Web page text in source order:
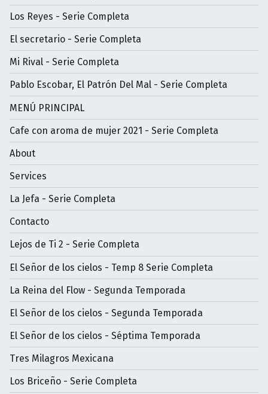
Los Reyes - Serie Completa
El secretario - Serie Completa
Mi Rival - Serie Completa
Pablo Escobar, El Patrón Del Mal - Serie Completa
MENÚ PRINCIPAL
Cafe con aroma de mujer 2021 - Serie Completa
About
Services
La Jefa - Serie Completa
Contacto
Lejos de Ti 2 - Serie Completa
El Señor de los cielos - Temp 8 Serie Completa
La Reina del Flow - Segunda Temporada
El Señor de los cielos - Segunda Temporada
El Señor de los cielos - Séptima Temporada
Tres Milagros Mexicana
Los Briceño - Serie Completa